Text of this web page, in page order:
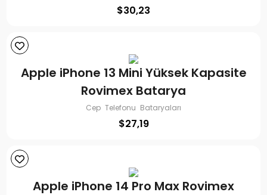
$30,23
Apple iPhone 13 Mini Yüksek Kapasite
Rovimex Batarya
Cep Telefonu Bataryaları
$27,19
Apple iPhone 14 Pro Max Rovimex